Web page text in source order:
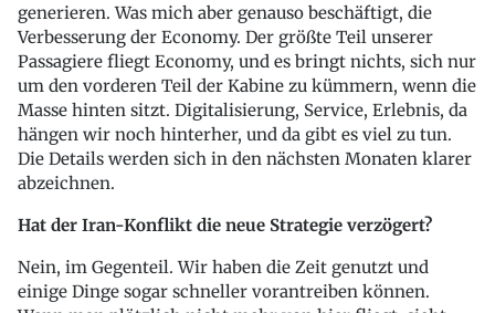
generieren. Was mich aber genauso beschäftigt, die
Verbesserung der Economy. Der größte Teil unserer
Passagiere fliegt Economy, und es bringt nichts, sich nur
um den vorderen Teil der Kabine zu kümmern, wenn die
Masse hinten sitzt. Digitalisierung, Service, Erlebnis, da
hängen wir noch hinterher, und da gibt es viel zu tun.
Die Details werden sich in den nächsten Monaten klarer
abzeichnen.
Hat der Iran-Konflikt die neue Strategie verzögert?
Nein, im Gegenteil. Wir haben die Zeit genutzt und
einige Dinge sogar schneller vorantreiben können.